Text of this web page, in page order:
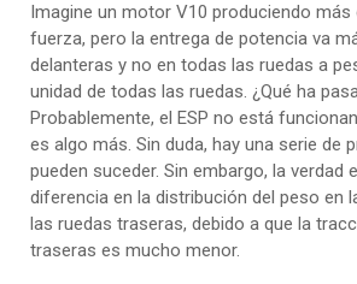
Imagine un motor V10 produciendo más
fuerza, pero la entrega de potencia va
delanteras y no en todas las ruedas a
unidad de todas las ruedas. ¿Qué ha
Probablemente, el ESP no está
es algo más. Sin duda, hay una serie de
pueden suceder. Sin embargo, la verdad
diferencia en la distribución del peso en
las ruedas traseras, debido a que la
traseras es mucho menor.